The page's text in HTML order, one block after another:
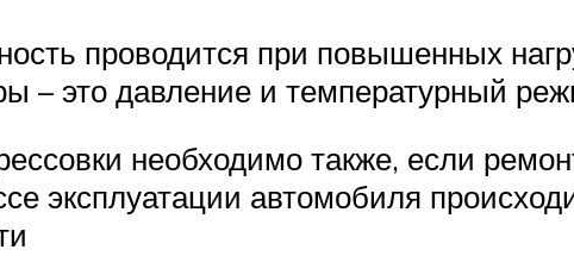
проводится при повышенных
– это давление и температурный
необходимо также, если
эксплуатации автомобиля